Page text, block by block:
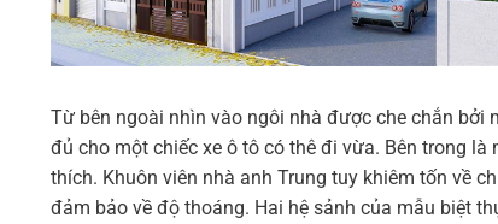
Từ bên ngoài nhìn vào ngôi nhà được che chắn bởi
đủ cho một chiếc xe ô tô có thê đi vừa. Bên trong
thích. Khuôn viên nhà anh Trung tuy khiêm tốn về
đảm bảo về độ thoáng. Hai hệ sảnh của mẫu biệt